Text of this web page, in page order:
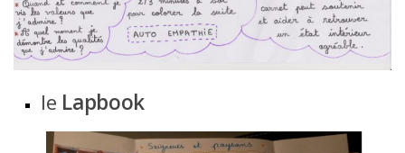
le Lapbook